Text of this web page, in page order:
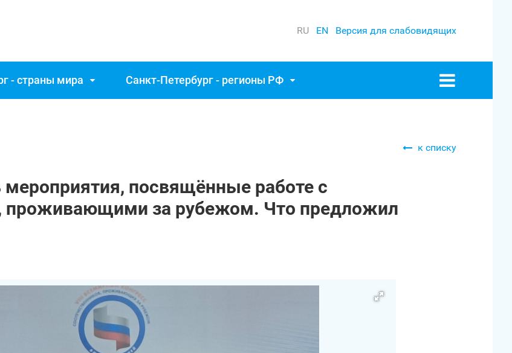
RU EN Версия для слабовидящих
- страны мира Санкт‑Петербург - регионы РФ
к списку
посвящённые работе с
проживающими за рубежом. Что предложил